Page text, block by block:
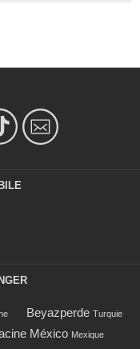
Beyazperde Turquie
México Mexique